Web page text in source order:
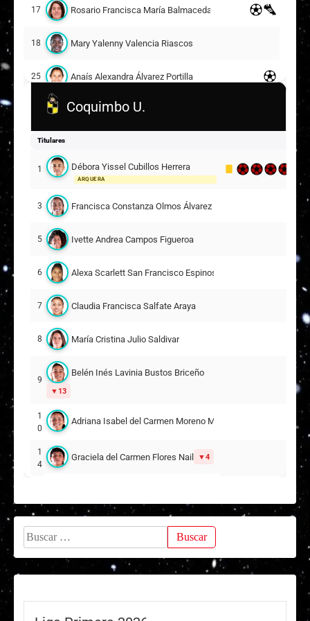
17 Rosario Francisca María Balmaceda Holley
18 Mary Yalenny Valencia Riascos
25 Anaís Alexandra Álvarez Portilla
Dahiana Monserrat Bogarín Giménez
12 Catalina Isidora Mellado Alvarado
ARQUERA
4 Elisa Antonia Durán Barrera
5 Angie Fabiana Yantén Riascos
15 Anaís Almendra Cifuentes San Juan
16 Fernanda Constanza Hidalgo Rubilar
20 Isabelle Marie Kadzban Mahoney
Javiera Anai Coronado Mardones
Tatiele Silveira
Coquimbo U.
Titulares
1 Débora Yissel Cubillos Herrera
ARQUERA
3 Francisca Constanza Olmos Álvarez
5 Ivette Andrea Campos Figueroa
6 Alexa Scarlett San Francisco Espinosa
7 Claudia Francisca Salfate Araya
8 María Cristina Julio Saldivar
9
Belén Inés Lavinia Bustos Briceño
13
1
0
Adriana Isabel del Carmen Moreno Martínez
1
4
Graciela del Carmen Flores Nail 4
9
Javiera Andrea Blanco Meneses
29
Buscar: